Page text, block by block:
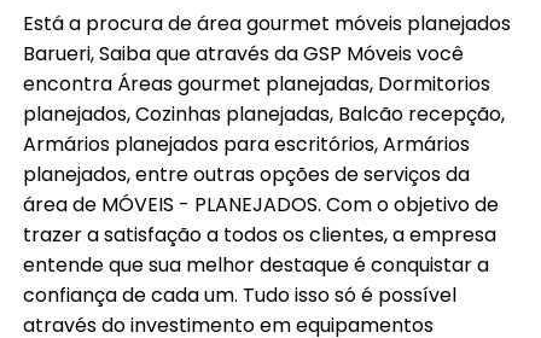
Está a procura de área gourmet móveis planejados
Barueri, Saiba que através da GSP Móveis você
encontra Áreas gourmet planejadas, Dormitorios
planejados, Cozinhas planejadas, Balcão recepção,
Armários planejados para escritórios, Armários
planejados, entre outras opções de serviços da
área de MÓVEIS - PLANEJADOS. Com o objetivo de
trazer a satisfação a todos os clientes, a empresa
entende que sua melhor destaque é conquistar a
confiança de cada um. Tudo isso só é possível
através do investimento em equipamentos